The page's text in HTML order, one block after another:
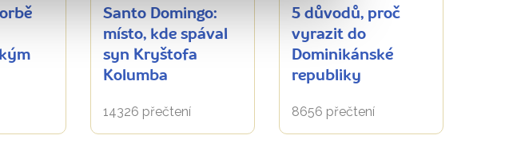
Santo Domingo:
místo, kde spával
syn Kryštofa
Kolumba
14326 přečtení
5 důvodů, proč
vyrazit do
Dominikánské
republiky
8656 přečtení